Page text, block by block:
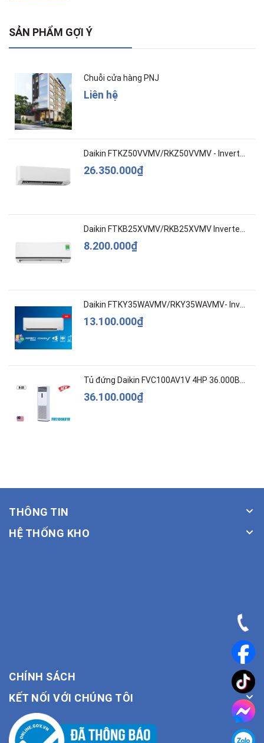
SẢN PHẨM GỢI Ý
Chuỗi cửa hàng PNJ
Liên hệ
26.350.000₫
8.200.000₫
13.100.000₫
36.100.000₫
THÔNG TIN
HỆ THỐNG KHO
CHÍNH SÁCH
KẾT NỐI VỚI CHÚNG TÔI